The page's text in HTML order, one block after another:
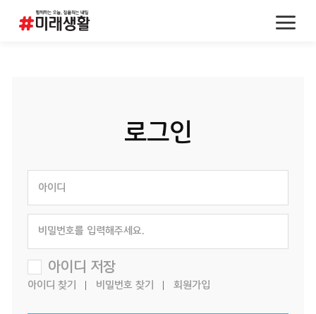
로그인
아이디 저장
아이디 찾기 비밀번호 찾기 회원가입